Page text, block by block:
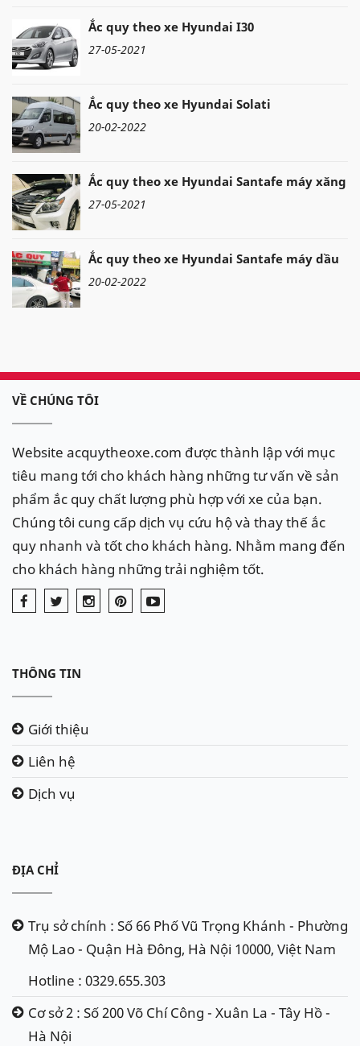
Ắc quy theo xe Hyundai I30
27-05-2021
Ắc quy theo xe Hyundai Solati
20-02-2022
Ắc quy theo xe Hyundai Santafe máy xăng
27-05-2021
Ắc quy theo xe Hyundai Santafe máy dầu
20-02-2022
VỀ CHÚNG TÔI
Website acquytheoxe.com được thành lập với mục
tiêu mang tới cho khách hàng những tư vấn về sản
phẩm ắc quy chất lượng phù hợp với xe của bạn.
Chúng tôi cung cấp dịch vụ cứu hộ và thay thế ắc
quy nhanh và tốt cho khách hàng. Nhằm mang đến
cho khách hàng những trải nghiệm tốt.
THÔNG TIN
Giới thiệu
Liên hệ
Dịch vụ
ĐỊA CHỈ
Trụ sở chính : Số 66 Phố Vũ Trọng Khánh - Phường
Mộ Lao - Quận Hà Đông, Hà Nội 10000, Việt Nam
Hotline : 0329.655.303
Cơ sở 2 : Số 200 Võ Chí Công - Xuân La - Tây Hồ -
Hà Nội